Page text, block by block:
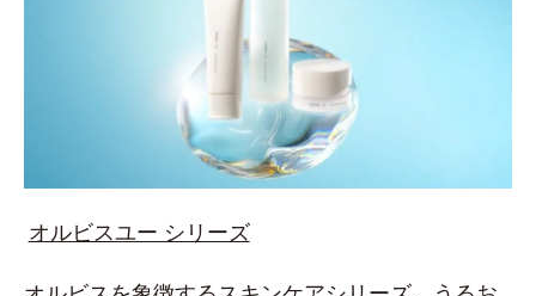
オルビスユー シリーズ